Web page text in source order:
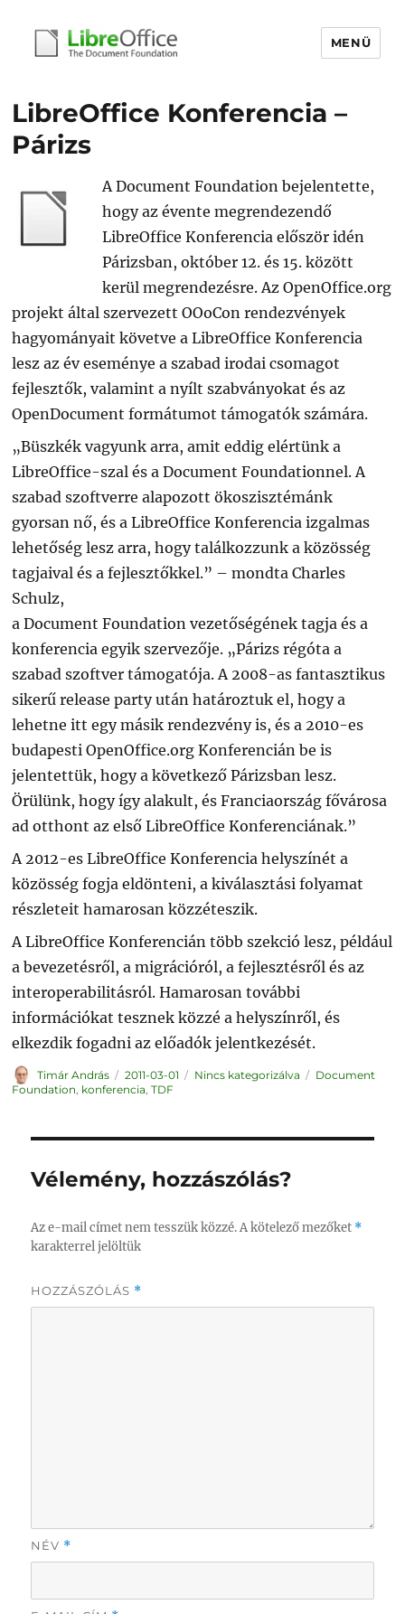
MENÜ
LibreOffice Konferencia –
Párizs
A Document Foundation bejelentette,
hogy az évente megrendezendő
LibreOffice Konferencia először idén
Párizsban, október 12. és 15. között
kerül megrendezésre. Az OpenOffice.org
projekt által szervezett OOoCon rendezvények
hagyományait követve a LibreOffice Konferencia
lesz az év eseménye a szabad irodai csomagot
fejlesztők, valamint a nyílt szabványokat és az
OpenDocument formátumot támogatók számára.
„Büszkék vagyunk arra, amit eddig elértünk a
LibreOffice-szal és a Document Foundationnel. A
szabad szoftverre alapozott ökoszisztémánk
gyorsan nő, és a LibreOffice Konferencia izgalmas
lehetőség lesz arra, hogy találkozzunk a közösség
tagjaival és a fejlesztőkkel.” – mondta Charles
Schulz,
a Document Foundation vezetőségének tagja és a
konferencia egyik szervezője. „Párizs régóta a
szabad szoftver támogatója. A 2008-as fantasztikus
sikerű release party után határoztuk el, hogy a
lehetne itt egy másik rendezvény is, és a 2010-es
budapesti OpenOffice.org Konferencián be is
jelentettük, hogy a következő Párizsban lesz.
Örülünk, hogy így alakult, és Franciaország fővárosa
ad otthont az első LibreOffice Konferenciának.”
A 2012-es LibreOffice Konferencia helyszínét a
közösség fogja eldönteni, a kiválasztási folyamat
részleteit hamarosan közzéteszik.
A LibreOffice Konferencián több szekció lesz, például
a bevezetésről, a migrációról, a fejlesztésről és az
interoperabilitásról. Hamarosan további
információkat tesznek közzé a helyszínről, és
elkezdik fogadni az előadók jelentkezését.
Szerző
Timár András Közzétéve
2011-03-01 Kategória
Nincs kategorizálva Címke
Document
Foundation, konferencia,TDF
Vélemény, hozzászólás?
Az e-mail címet nem tesszük közzé. A kötelező mezőket *
karakterrel jelöltük
HOZZÁSZÓLÁS *
NÉV *